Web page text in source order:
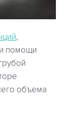
,
помощи
объема